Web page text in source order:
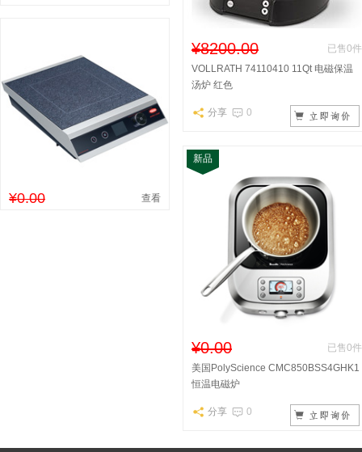
¥0.00 查看
¥8200.00
已售0件
VOLLRATH 74110410 11Qt 电磁保温
汤炉 红色
分享 0
新品
¥0.00
已售0件
美国PolyScience CMC850BSS4GHK1
恒温电磁炉
分享 0